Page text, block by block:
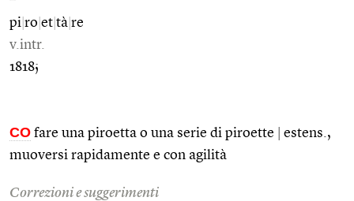
pi ro et tà re
v.intr.
1818;
CO fare una piroetta o una serie di piroette
estens.,
muoversi rapidamente e con agilità
Correzioni e suggerimenti